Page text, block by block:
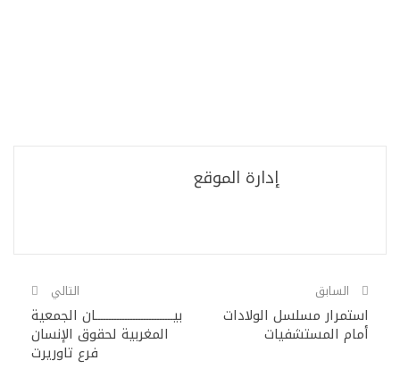
إدارة الموقع
السابق
استمرار مسلسل الولادات
أمام المستشفيات
التالي
بيـــــــــــــــــــــــــــــان الجمعية
المغربية لحقوق الإنسان
فرع تاوريرت